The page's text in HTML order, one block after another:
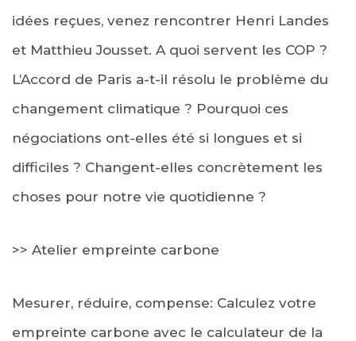
idées reçues, venez rencontrer Henri Landes
et Matthieu Jousset. A quoi servent les COP ?
L’Accord de Paris a-t-il résolu le problème du
changement climatique ? Pourquoi ces
négociations ont-elles été si longues et si
difficiles ? Changent-elles concrètement les
choses pour notre vie quotidienne ?
>> Atelier empreinte carbone
Mesurer, réduire, compense: Calculez votre
empreinte carbone avec le calculateur de la